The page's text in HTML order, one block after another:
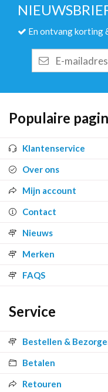
En ontvang korting
mailadres
Populaire
Klantenservice
Over ons
Mijn account
Contact
Nieuws
Merken
FAQS
Service
Bestellen &
Betalen
Retouren